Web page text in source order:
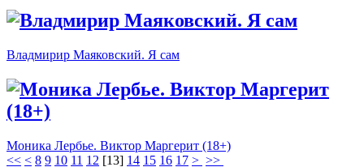
Владмирир Маяковский. Я сам
Моника Лербье. Виктор Маргерит (18+)
<< < 8 9 10 11 12 [13] 14 15 16 17 > >>